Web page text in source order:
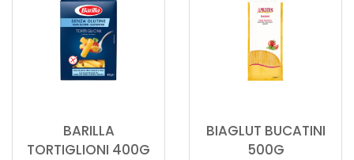
BARILLA
TORTIGLIONI 400G
BIAGLUT BUCATINI
500G